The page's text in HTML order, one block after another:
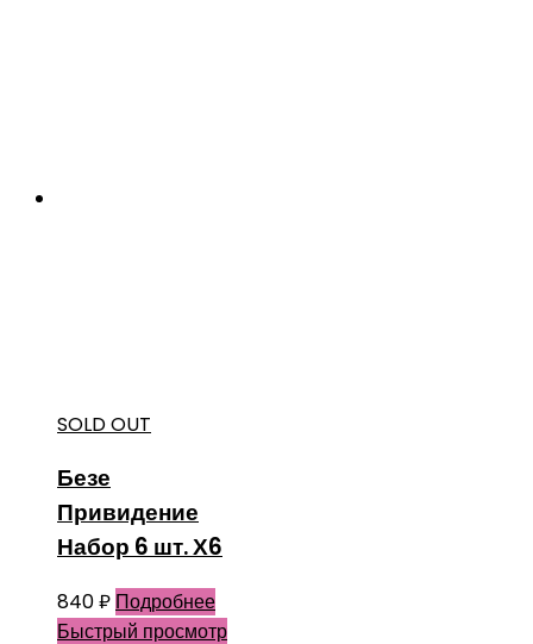
SOLD OUT
Безе
Привидение
Набор 6 шт. Х6
840₽ Подробнее
Быстрый просмотр